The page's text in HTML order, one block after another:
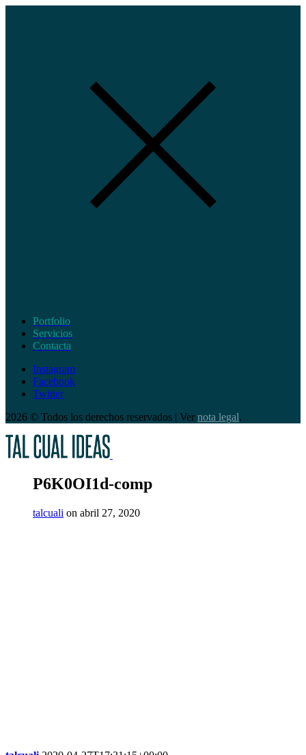
Portfolio
Servicios
Contacta
Instagram
Facebook
Twitter
2026 © Todos los derechos reservados | Ver nota legal.
P6K0OI1d-comp
talcuali on abril 27, 2020